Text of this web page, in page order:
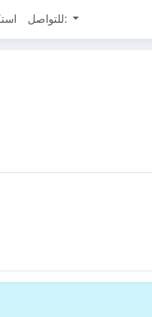
للتواصل: